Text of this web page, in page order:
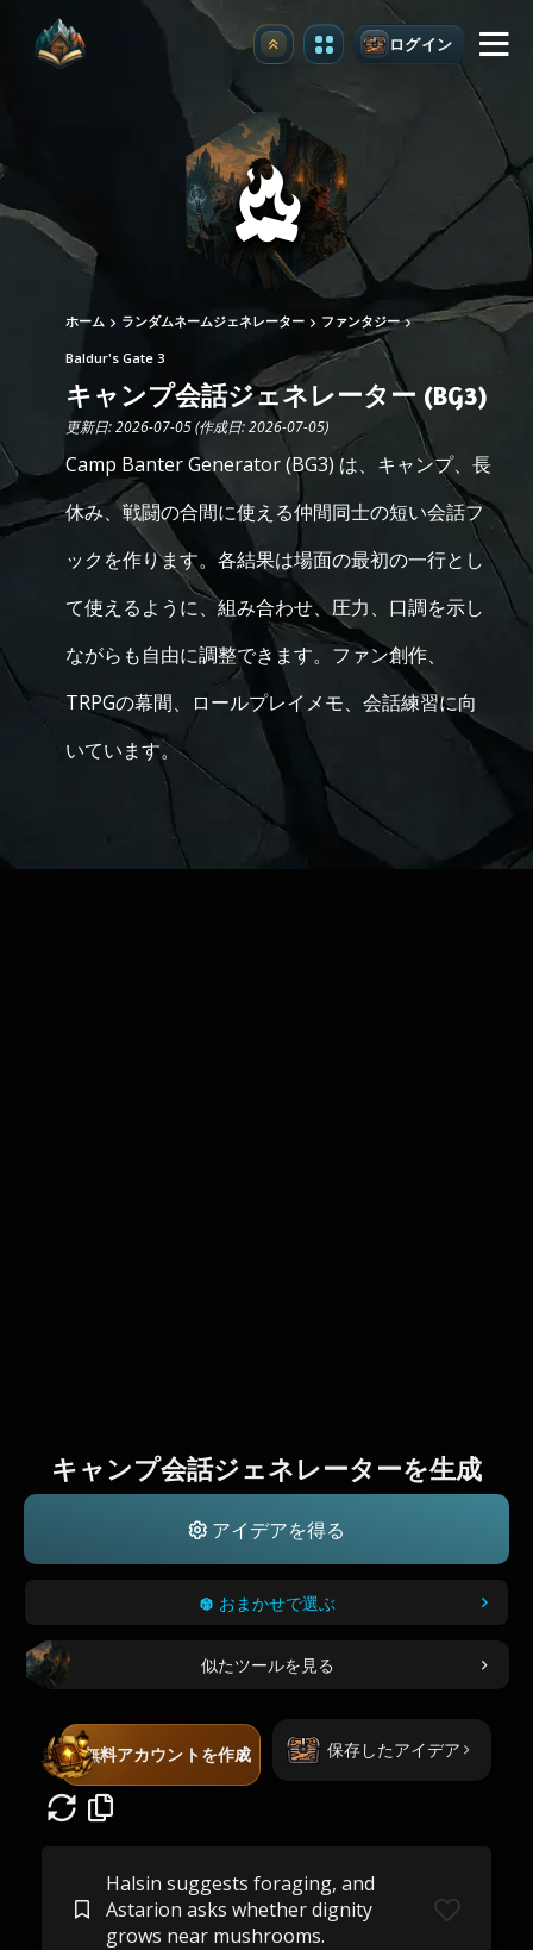
アップグレード ログイン
ホーム ランダムネームジェネレーター ファンタジー
Baldur's Gate 3
キャンプ会話ジェネレーター (BG3)
更新日: 2026-07-05 (作成日: 2026-07-05)
Camp Banter Generator (BG3) は、キャンプ、長
休み、戦闘の合間に使える仲間同士の短い会話フ
ックを作ります。各結果は場面の最初の一行とし
て使えるように、組み合わせ、圧力、口調を示し
ながらも自由に調整できます。ファン創作、
TRPGの幕間、ロールプレイメモ、会話練習に向
いています。
キャンプ会話ジェネレーターを生成
アイデアを得る
おまかせで選ぶ
似たツールを見る
無料アカウントを作成 保存したアイデア
Halsin suggests foraging, and
Astarion asks whether dignity
grows near mushrooms.